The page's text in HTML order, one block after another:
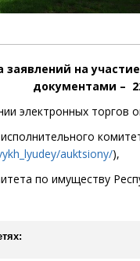
на
документами –
электронных торгов
auktsiony/),
по имуществу